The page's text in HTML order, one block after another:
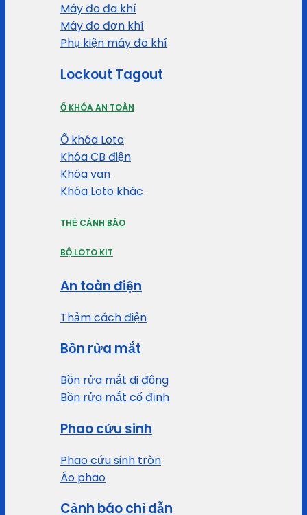
Máy đo đa khí
Máy đo đơn khí
Phụ kiện máy đo khí
Lockout Tagout
Ổ KHÓA AN TOÀN
Ổ khóa Loto
Khóa CB điện
Khóa van
Khóa Loto khác
THẺ CẢNH BÁO
BỘ LOTO KIT
An toàn điện
Thảm cách điện
Bồn rửa mắt
Bồn rửa mắt di động
Bồn rửa mắt cố định
Phao cứu sinh
Phao cứu sinh tròn
Áo phao
Cảnh báo chỉ dẫn